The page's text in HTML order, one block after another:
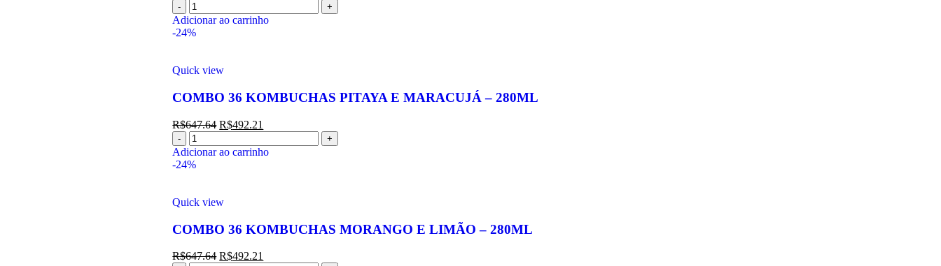
Adicionar ao carrinho
-24%
Quick view
COMBO 36 KOMBUCHAS PITAYA E MARACUJÁ – 280ML
R$647.64 R$492.21
Adicionar ao carrinho
-24%
Quick view
COMBO 36 KOMBUCHAS MORANGO E LIMÃO – 280ML
R$647.64 R$492.21